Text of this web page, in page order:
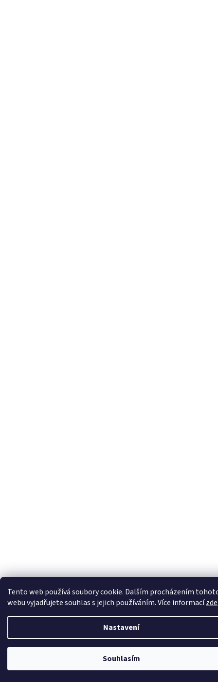
Tento web používá soubory cookie. Dalším procházením
webu vyjadřujete souhlas s jejich používáním. Více informacízde
Nastavení
Souhlasím